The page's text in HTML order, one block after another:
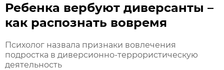
Ребенка вербуют диверсанты –
как распознать вовремя
Психолог назвала признаки вовлечения
подростка в диверсионно-террористическую
деятельность